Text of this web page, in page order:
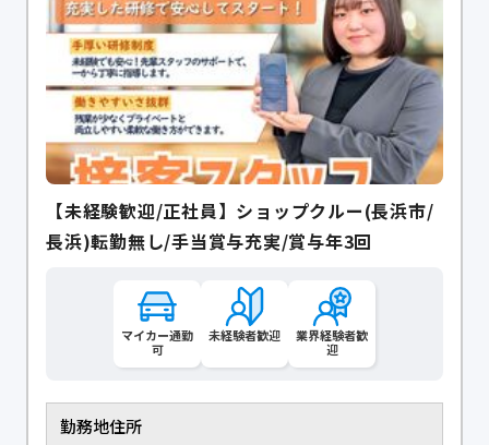
【未経験歓迎/正社員】ショップクルー(長浜市/
長浜)転勤無し/手当賞与充実/賞与年3回
マイカー通勤
可
未経験者歓迎
業界経験者歓
迎
勤務地住所